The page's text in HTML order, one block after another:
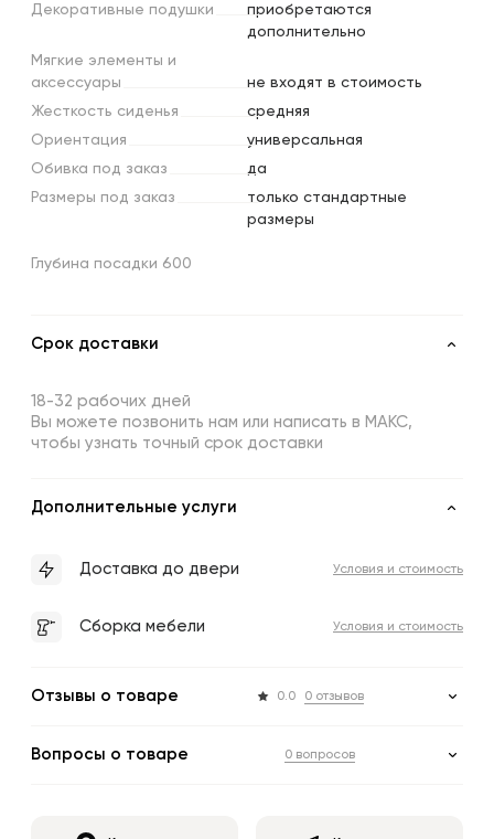
Декоративные подушки
приобретаются
дополнительно
Мягкие элементы и
аксессуары
не входят в стоимость
Жесткость сиденья
средняя
Ориентация
универсальная
Обивка под заказ
да
Размеры под заказ
только стандартные
размеры
Глубина посадки 600
Срок доставки
18-32 рабочих дней
Вы можете позвонить нам или написать в МАКС,
чтобы узнать точный срок доставки
Дополнительные услуги
Доставка до двери Условия и стоимость
Сборка мебели Условия и стоимость
Отзывы о товаре 0.0 0 отзывов
Вопросы о товаре 0 вопросов